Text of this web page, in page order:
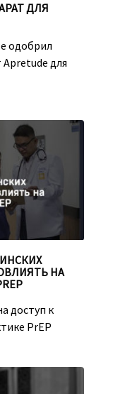
ДЛЯ
одобрил
для
НА
доступ к
PrEP